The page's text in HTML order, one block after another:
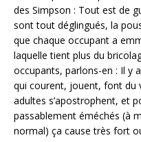
des Simpson : Tout est de
sont tout déglingués, la
que chaque occupant a
laquelle tient plus du
occupants, parlons-en : Il y
qui courent, jouent, font du
adultes s’apostrophent, et
passablement éméchés (à
normal) ça cause très fort